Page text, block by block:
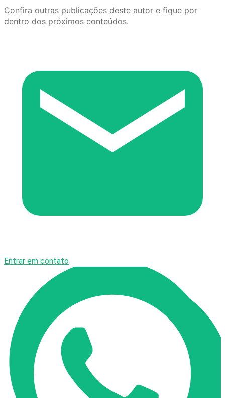
Confira outras publicações deste autor e fique por
dentro dos próximos conteúdos.
Entrar em contato